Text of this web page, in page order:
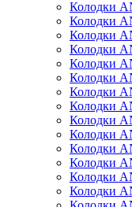
Колодки
Колодки
Колодки
Колодки
Колодки
Колодки
Колодки
Колодки
Колодки
Колодки
Колодки
Колодки
Колодки
Колодки